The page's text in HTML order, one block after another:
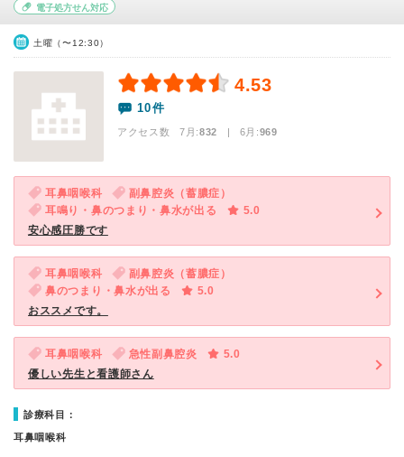
電子処方せん対応
土曜（〜12:30）
4.53
10件
アクセス数 7月:832 | 6月:969
耳鼻咽喉科
副鼻腔炎（蓄膿症）
耳鳴り・鼻のつまり・鼻水が出る
5.0
安心感圧勝です
耳鼻咽喉科
副鼻腔炎（蓄膿症）
鼻のつまり・鼻水が出る
5.0
おススメです。
耳鼻咽喉科 急性副鼻腔炎
5.0
優しい先生と看護師さん
診療科目：
耳鼻咽喉科